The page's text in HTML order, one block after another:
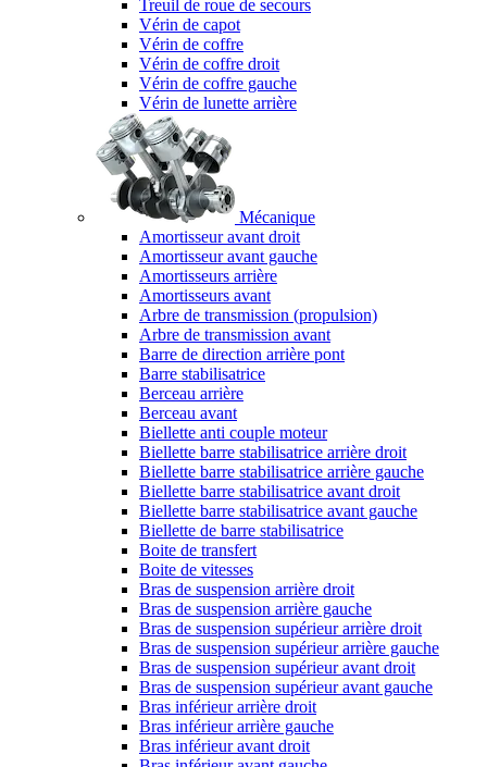
Treuil de roue de secours
Vérin de capot
Vérin de coffre
Vérin de coffre droit
Vérin de coffre gauche
Vérin de lunette arrière
Mécanique
Amortisseur avant droit
Amortisseur avant gauche
Amortisseurs arrière
Amortisseurs avant
Arbre de transmission (propulsion)
Arbre de transmission avant
Barre de direction arrière pont
Barre stabilisatrice
Berceau arrière
Berceau avant
Biellette anti couple moteur
Biellette barre stabilisatrice arrière droit
Biellette barre stabilisatrice arrière gauche
Biellette barre stabilisatrice avant droit
Biellette barre stabilisatrice avant gauche
Biellette de barre stabilisatrice
Boite de transfert
Boite de vitesses
Bras de suspension arrière droit
Bras de suspension arrière gauche
Bras de suspension supérieur arrière droit
Bras de suspension supérieur arrière gauche
Bras de suspension supérieur avant droit
Bras de suspension supérieur avant gauche
Bras inférieur arrière droit
Bras inférieur arrière gauche
Bras inférieur avant droit